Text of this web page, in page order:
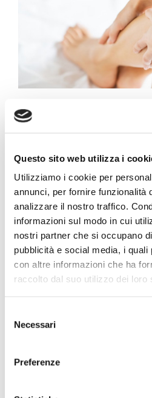
Questo sito web utilizza i
Utilizziamo i cookie per
annunci, per fornire funzionalità
analizzare il nostro traffico.
informazioni sul modo in cui
nostri partner che si occupano
pubblicità e social media, i quali
con altre informazioni che ha
raccolto dal suo utilizzo dei loro
delNecessari
Preferenze
QUANDO LA CREMA
14208 Visualizzazioni
della crema cellulite e ti chiedi se è
Leggi di più
MIGLIOR OLIO NATURALE